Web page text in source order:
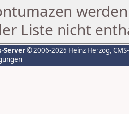
Liste nicht
Server© 2006-2026 Heinz Herzog,